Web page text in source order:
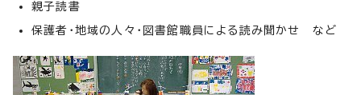
親子読書
保護者・地域の人々・図書館職員による読み聞かせ など